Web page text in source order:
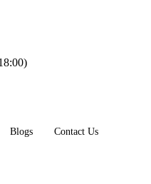
Blogs Contact Us